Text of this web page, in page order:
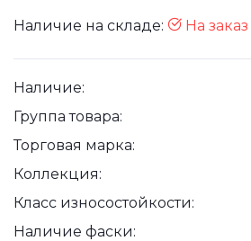
Наличие на складе: На заказ
Наличие:
Группа товара:
Торговая марка:
Коллекция:
Класс износостойкости:
Наличие фаски: